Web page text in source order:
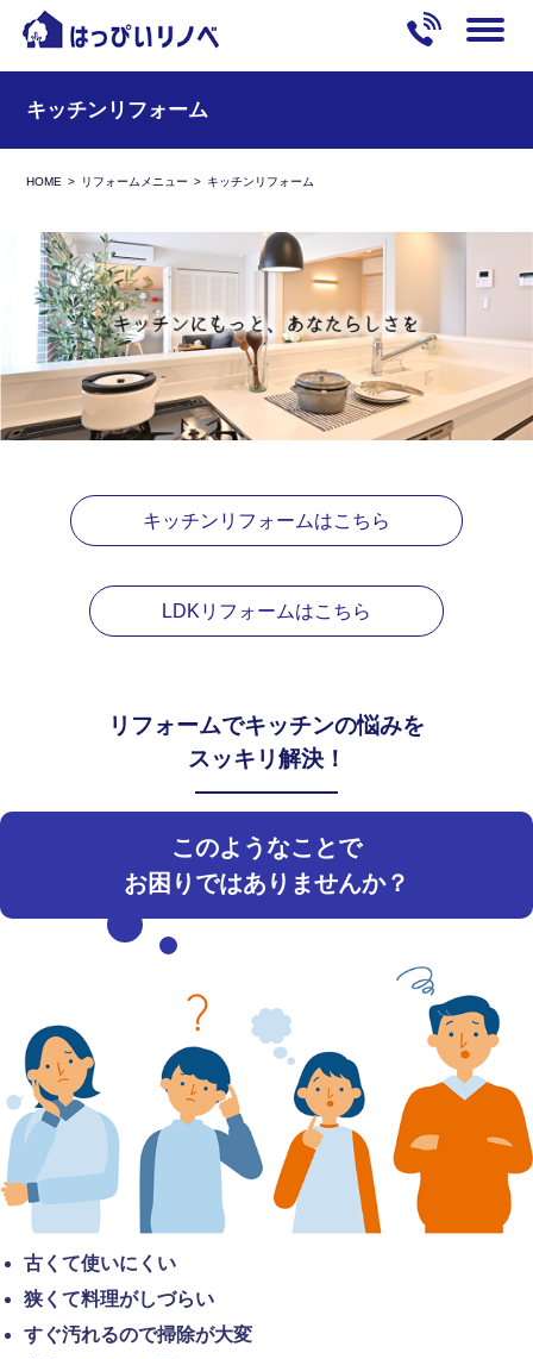
キッチンリフォーム
HOME リフォームメニュー キッチンリフォーム
キッチンリフォームはこちら
LDKリフォームはこちら
リフォームでキッチンの悩みを
スッキリ解決！
このようなことで
お困りではありませんか？
古くて使いにくい
狭くて料理がしづらい
すぐ汚れるので掃除が大変